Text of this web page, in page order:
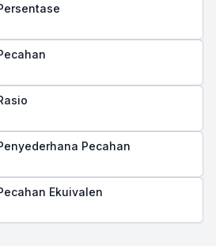
Pecahan
Ekuivalen